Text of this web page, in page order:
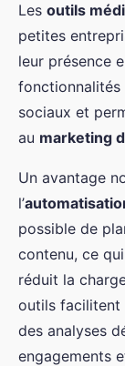
Les outils
petites
leur présence
fonctionnalités
sociaux et
au marketing
Un avantage
l’
possible de
contenu, ce
réduit la
outils facilitent
des analyses
engagements